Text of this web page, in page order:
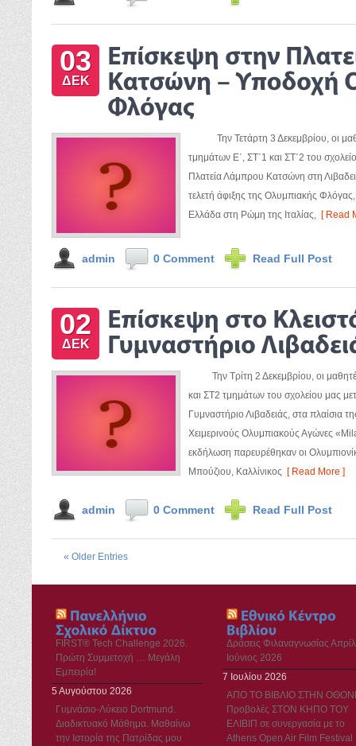
03
ΔΕΚ
Την Τετάρτη 3 Δεκεμβρίου, οι
τμημάτων Ε΄, ΣΤ΄1 και ΣΤ΄2 του
Πλατεία Λάμπρου Κατσώνη στη
τελετή άφιξης της Ολυμπιακής
Ελλάδα στη Ρώμη της Ιταλίας, [ Read
admin 0 Comment Read Full Post
02
ΔΕΚ
Την Τρίτη 2 Δεκεμβρίου, οι
και ΣΤ2 τμημάτων του σχολείου μας
Γυμναστήριο Λιβαδειάς, στα πλαίσια
Χειμερινούς Ολυμπιακούς Αγώνες
εκδήλωση παρευρέθηκαν οι
Μπούζιου, Καλλίνικος [ Read More ]
admin 0 Comment Read Full Post
« Older Entries
FIRST® Tech Challenge 2026.
Πρώτη Συμμετοχή … Μεγάλη
Εμπειρία!
5 Αυγούστου 2026
Γυμνάσιο-Λύκειο Dortmund.
Διαδικτυακό Μάθημα. Μαθαίνω
την Ιστορία της Πατρίδας μου
Δράσεις Φιλαναγνωσίας
Ιούνιος 2026
7 Ιουλίου 2026
ΑΠΟ ΤΟ ΒΙΒΛΙΟ ΣΤΗΝ
Προβολές ΣΤΟΝ ΚΗΠΟ ΤΟΥ
ΕΛΙΒΙΠ σε συνεργασία με το
Athens Open Air Film Festival